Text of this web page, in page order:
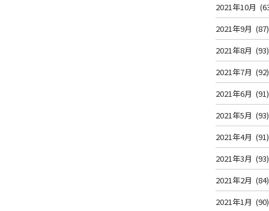
2021年10月
2021年9月 (87)
2021年8月 (93)
2021年7月 (92)
2021年6月 (91)
2021年5月 (93)
2021年4月 (91)
2021年3月 (93)
2021年2月 (84)
2021年1月 (90)